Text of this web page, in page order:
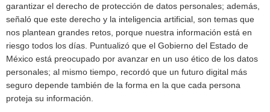
garantizar el derecho de protección de datos personales; además,
señaló que este derecho y la inteligencia artificial, son temas que
nos plantean grandes retos, porque nuestra información está en
riesgo todos los días. Puntualizó que el Gobierno del Estado de
México está preocupado por avanzar en un uso ético de los datos
personales; al mismo tiempo, recordó que un futuro digital más
seguro depende también de la forma en la que cada persona
proteja su información.